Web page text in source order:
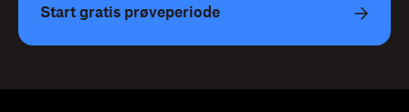
Start gratis prøveperiode